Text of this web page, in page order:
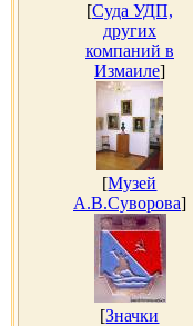
[Суда УДП,
других
компаний в
Измаиле]
[Музей
А.В.Суворова]
[Значки